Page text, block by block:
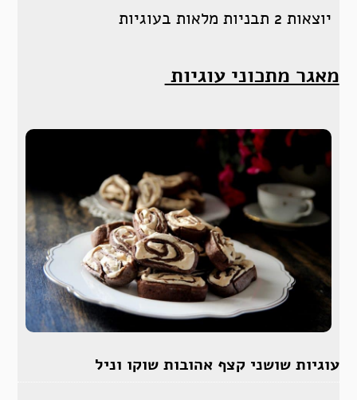
יוצאות 2 תבניות מלאות בעוגיות
מאגר מתכוני עוגיות
עוגיות שושני קצף אהובות שוקו וניל